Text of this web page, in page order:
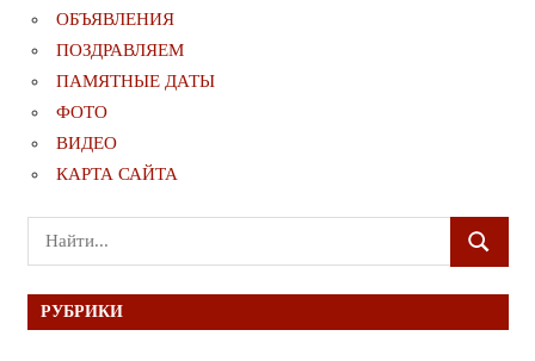
ОБЪЯВЛЕНИЯ
ПОЗДРАВЛЯЕМ
ПАМЯТНЫЕ ДАТЫ
ФОТО
ВИДЕО
КАРТА САЙТА
Поиск
для:
ПОИСК
РУБРИКИ